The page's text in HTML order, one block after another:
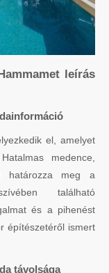
leírás
el, amelyet
medence,
határozza meg a
található
és a pihenést
építészetéről ismert
távolsága